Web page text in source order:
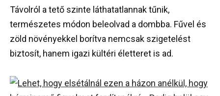
Távolról a tető szinte láthatatlannak tűnik,
természetes módon beleolvad a dombba. Fűvel és
zöld növényekkel borítva nemcsak szigetelést
biztosít, hanem igazi kültéri életteret is ad.